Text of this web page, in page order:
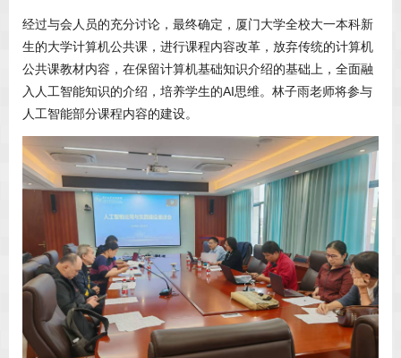
经过与会人员的充分讨论，最终确定，厦门大学全校大一本科新
生的大学计算机公共课，进行课程内容改革，放弃传统的计算机
公共课教材内容，在保留计算机基础知识介绍的基础上，全面融
入人工智能知识的介绍，培养学生的AI思维。林子雨老师将参与
人工智能部分课程内容的建设。